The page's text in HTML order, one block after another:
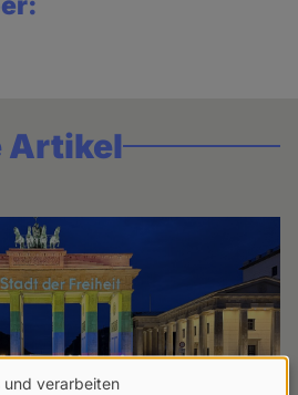
Artikel
und verarbeiten